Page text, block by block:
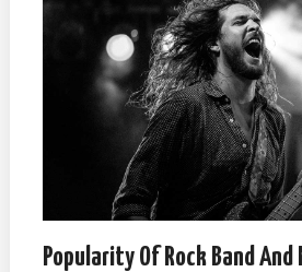
Popularity Of Rock Band And